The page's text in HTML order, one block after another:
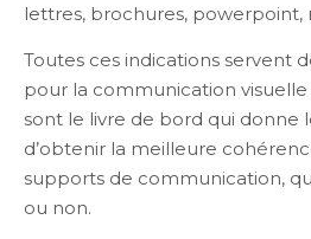
lettres, brochures, powerpoint,
Toutes ces indications servent
pour la communication
sont le livre de bord qui donne
d’obtenir la meilleure
supports de communication,
ou non.